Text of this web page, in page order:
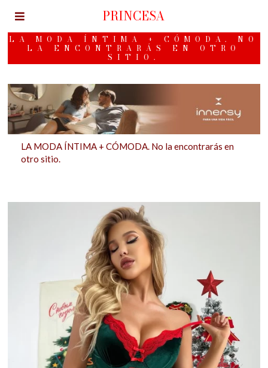
LA MODA ÍNTIMA + CÓMODA. NO
LA ENCONTRARÁS EN OTRO
SITIO.
LA MODA ÍNTIMA + CÓMODA. No la encontrarás en
otro sitio.
PRINCESA